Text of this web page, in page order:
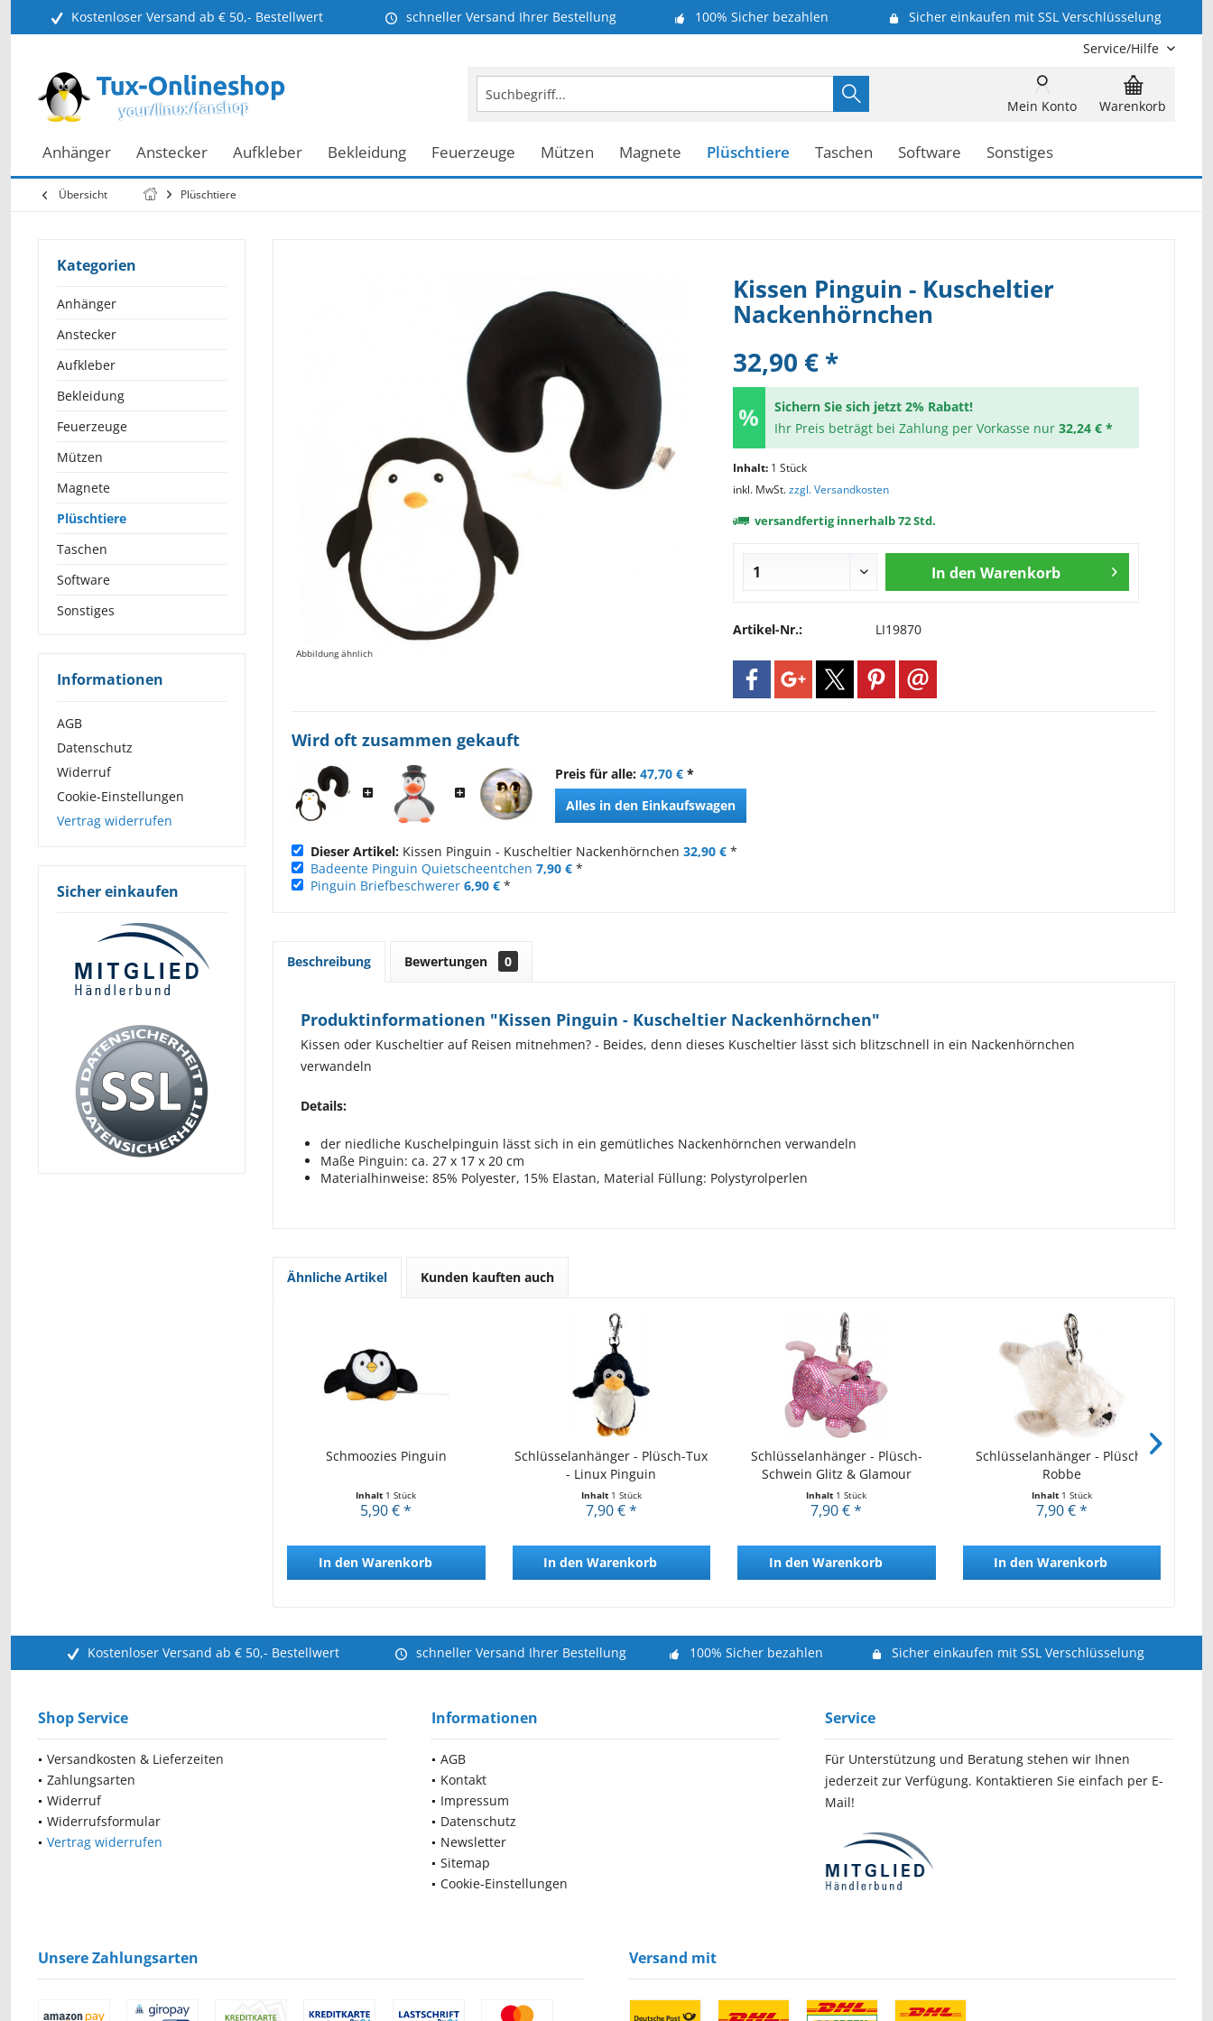
Kostenloser Versand ab € 50,- Bestellwert schneller Versand Ihrer Bestellung 100% Sicher bezahlen
Sicher einkaufen mit SSL Verschlüsselung
Service/Hilfe
Warenkorb
Mein Konto
Anhänger Anstecker Aufkleber Bekleidung Feuerzeuge Mützen Magnete Plüschtiere Taschen Software Sonstiges
Übersicht Plüschtiere
Kategorien
Anhänger
Anstecker
Aufkleber
Bekleidung
Feuerzeuge
Mützen
Magnete
Plüschtiere
Taschen
Software
Sonstiges
Informationen
AGB
Datenschutz
Widerruf
Cookie-Einstellungen
Vertrag widerrufen
Sicher einkaufen
Abbildung ähnlich
Kissen Pinguin - Kuscheltier
Nackenhörnchen
32,90 € *
Sichern Sie sich jetzt 2% Rabatt!
Ihr Preis beträgt bei Zahlung per Vorkasse nur 32,24 € *
Inhalt: 1 Stück
inkl. MwSt.zzgl. Versandkosten
versandfertig innerhalb 72 Std.
In den Warenkorb
Artikel-Nr.: LI19870
Wird oft zusammen gekauft
Preis für alle: 47,70 € *
Alles in den Einkaufswagen
Dieser Artikel: Kissen Pinguin - Kuscheltier Nackenhörnchen 32,90 € *
Badeente Pinguin Quietscheentchen 7,90 € *
Pinguin Briefbeschwerer 6,90 € *
Beschreibung Bewertungen 0
Produktinformationen "Kissen Pinguin - Kuscheltier Nackenhörnchen"
Kissen oder Kuscheltier auf Reisen mitnehmen? - Beides, denn dieses Kuscheltier lässt sich blitzschnell in ein Nackenhörnchen
verwandeln
Details:
der niedliche Kuschelpinguin lässt sich in ein gemütliches Nackenhörnchen verwandeln
Maße Pinguin: ca. 27 x 17 x 20 cm
Materialhinweise: 85% Polyester, 15% Elastan, Material Füllung: Polystyrolperlen
Ähnliche Artikel Kunden kauften auch
Schmoozies Pinguin
Inhalt 1 Stück
5,90 € *
In den Warenkorb
Schlüsselanhänger - Plüsch-Tux
- Linux Pinguin
Inhalt 1 Stück
7,90 € *
In den Warenkorb
Schlüsselanhänger - Plüsch-
Schwein Glitz & Glamour
Inhalt 1 Stück
7,90 € *
In den Warenkorb
Schlüsselanhänger - Plüsch-
Robbe
Inhalt 1 Stück
7,90 € *
In den Warenkorb
Kostenloser Versand ab € 50,- Bestellwert schneller Versand Ihrer Bestellung 100% Sicher bezahlen Sicher einkaufen mit SSL Verschlüsselung
Shop Service
Versandkosten & Lieferzeiten
Zahlungsarten
Widerruf
Widerrufsformular
Vertrag widerrufen
Informationen
AGB
Kontakt
Impressum
Datenschutz
Newsletter
Sitemap
Cookie-Einstellungen
Service
Für Unterstützung und Beratung stehen wir Ihnen
jederzeit zur Verfügung. Kontaktieren Sie einfach per E-
Mail!
Unsere Zahlungsarten Versand mit